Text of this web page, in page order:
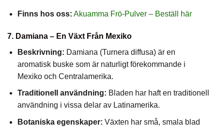
Finns hos oss: Akuamma Frö-Pulver – Beställ här
7. Damiana – En Växt Från Mexiko
Beskrivning: Damiana (Turnera diffusa) är en
aromatisk buske som är naturligt förekommande i
Mexiko och Centralamerika.
Traditionell användning: Bladen har haft en traditionell
användning i vissa delar av Latinamerika.
Botaniska egenskaper: Växten har små, smala blad